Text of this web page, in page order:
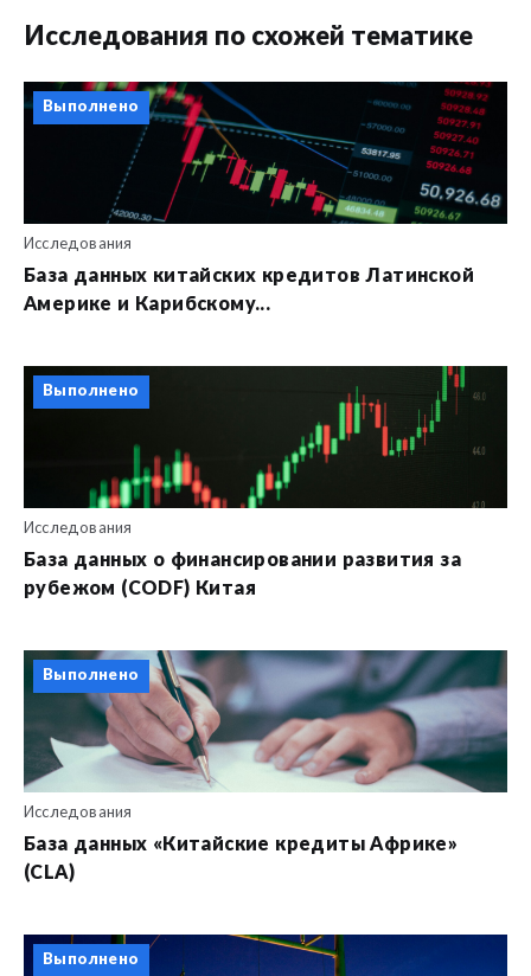
Исследования по схожей тематике
Выполнено
Исследования
База данных китайских кредитов Латинской
Америке и Карибскому...
Выполнено
Исследования
База данных о финансировании развития за
рубежом (CODF) Китая
Выполнено
Исследования
База данных «Китайские кредиты Африке»
(CLA)
Выполнено